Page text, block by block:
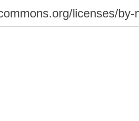
licenses/by-